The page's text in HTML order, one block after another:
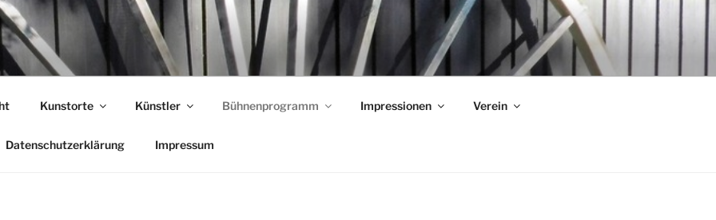
GARLSTORF
Kunstorte Künstler Bühnenprogramm Impressionen Verein
Datenschutzerklärung Impressum